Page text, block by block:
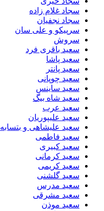
سجاد غلام زاده
سجاد نجفیان
سرپیکو و علی سان
سروش
سعید باقری فرد
سعید پاشا
سعید پانتر
سعید چوپانی
سعید ساینس
سعید شاه بیگ
سعید عرب
سعید علیپوریان
سعید علیشاهی و بتسابه
سعید فاطمی
سعید کبیری
سعید کرمانی
سعید کریمی
سعید گلشنی
سعید مدرس
سعید مشرقی
سعید موذن